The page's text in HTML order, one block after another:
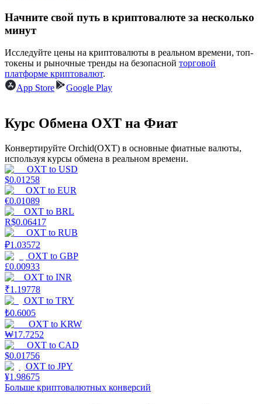
Получайте конкурентные награды ежедневно
Стейкинг
Высокая прибыль и мгновенный доступ
Начните свой путь в криптовалюте за несколько
минут
Исследуйте цены на криптовалюты в реальном времени, топ-
токены и рыночные тренды на безопасной торговой
платформе криптовалют.
App Store
Google Play
Курс Обмена OXT на Фиат
Конвертируйте Orchid(OXT) в основные фиатные валюты,
используя курсы обмена в реальном времени.
OXT to USD
$0.01258
OXT to EUR
€0.01089
OXT to BRL
R$0.06417
OXT to RUB
₽1.03572
OXT to GBP
£0.00933
OXT to INR
₹1.19778
OXT to TRY
₺0.6005
OXT to KRW
₩17.7252
OXT to CAD
$0.01756
OXT to JPY
¥1.98675
Больше криптовалютных конверсий